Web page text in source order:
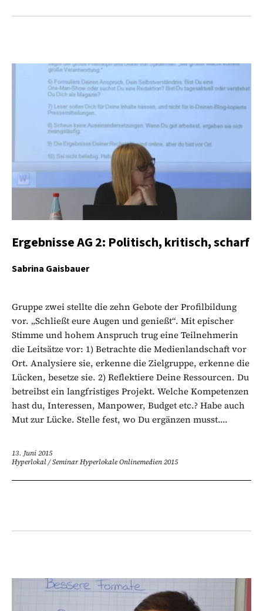
Ergebnisse AG 2: Politisch, kritisch, scharf
Sabrina Gaisbauer
Gruppe zwei stellte die zehn Gebote der Profilbildung
vor. „Schließt eure Augen und genießt“. Mit epischer
Stimme und hohem Anspruch trug eine Teilnehmerin
die Leitsätze vor: 1) Betrachte die Medienlandschaft vor
Ort. Analysiere sie, erkenne die Zielgruppe, erkenne die
Lücken, besetze sie. 2) Reflektiere Deine Ressourcen. Du
betreibst ein langfristiges Projekt. Welche Kompetenzen
hast du, Interessen, Manpower, Budget etc.? Habe auch
Mut zur Lücke. Stelle fest, wo Du ergänzen musst....
13. Juni 2015
Hyperlokal/Seminar Hyperlokale Onlinemedien 2015